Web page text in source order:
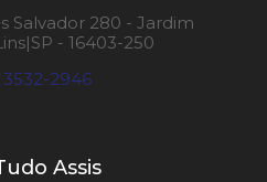
Salvador 280 - Jardim
- 16403-250
2946
Assis